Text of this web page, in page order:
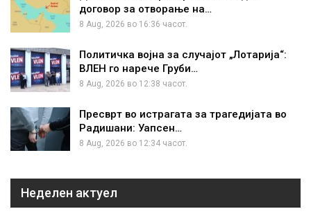
договор за отворање на…
8 Aug, 2026 во 16:36 часот.
Политичка војна за случајот „Лотарија“:
ВЛЕН го нарече Груби…
8 Aug, 2026 во 12:38 часот.
Пресврт во истрагата за трагедијата во
Радишани: Уапсен…
8 Aug, 2026 во 12:34 часот.
Неделен актуел